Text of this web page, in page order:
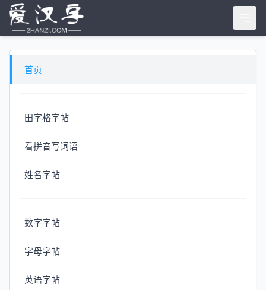
首页
田字格字帖
看拼音写词语
姓名字帖
数字字帖
字母字帖
英语字帖